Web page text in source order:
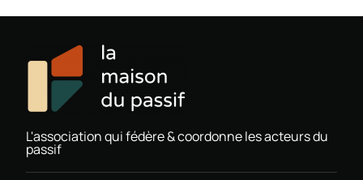
L'association qui fédère & coordonne les acteurs du
passif